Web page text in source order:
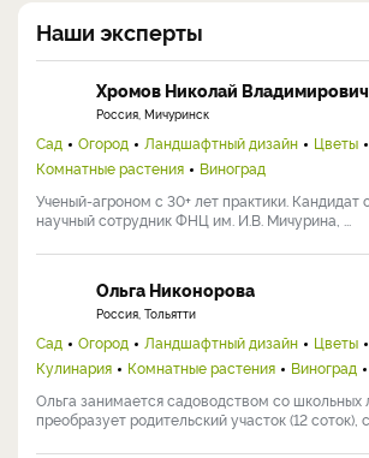
Наши эксперты
Хромов Николай Владимирович
Россия, Мичуринск
Сад Огород Ландшафтный дизайн
Цветы
Комнатные растения
Виноград
Ученый-агроном с 30+ лет практики. Кандидат
научный сотрудник ФНЦ им. И.В. Мичурина, ...
Ольга Никонорова
Россия, Тольятти
Сад Огород Ландшафтный дизайн Цветы
Кулинария
Комнатные растения Виноград
Ольга занимается садоводством со школьных
преобразует родительский участок (12 соток),